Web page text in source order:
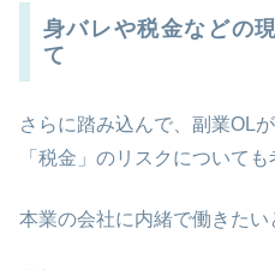
身バレや税金などの
て
さらに踏み込んで、副業OL
「税金」のリスクについても
本業の会社に内緒で働きたい